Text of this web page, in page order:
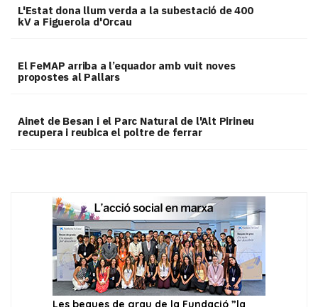
L'Estat dona llum verda a la subestació de 400
kV a Figuerola d'Orcau
El FeMAP arriba a l’equador amb vuit noves
propostes al Pallars
Ainet de Besan i el Parc Natural de l'Alt Pirineu
recupera i reubica el poltre de ferrar